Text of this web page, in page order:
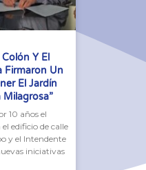
Y El
Firmaron Un
El Jardín
Milagrosa”
10 años el
edificio de calle
y el Intendente
iniciativas